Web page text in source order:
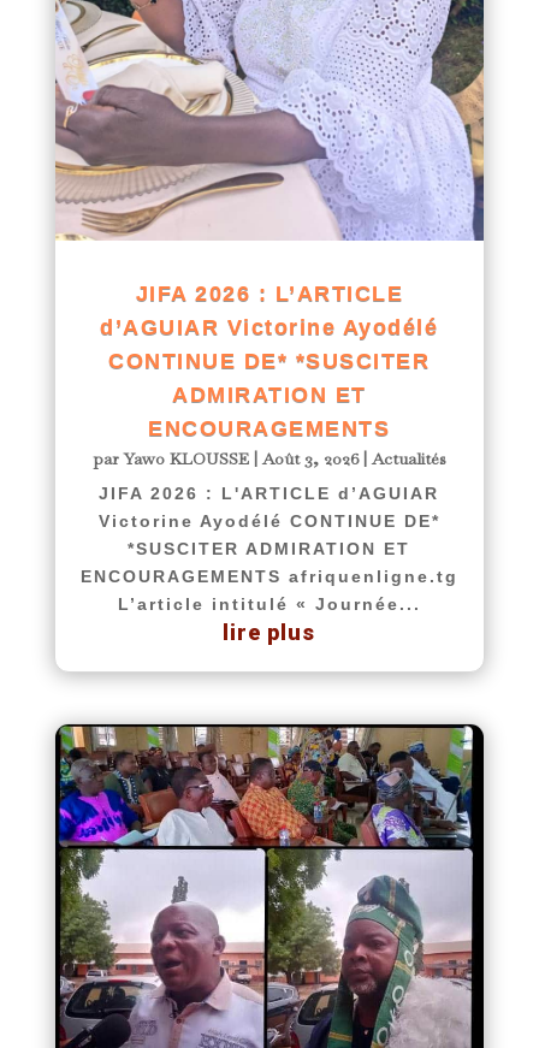
JIFA 2026 : L’ARTICLE
d’AGUIAR Victorine Ayodélé
CONTINUE DE* *SUSCITER
ADMIRATION ET
ENCOURAGEMENTS
parYawo KLOUSSE|Août 3, 2026|Actualités
JIFA 2026 : L'ARTICLE d’AGUIAR
Victorine Ayodélé CONTINUE DE*
*SUSCITER ADMIRATION ET
ENCOURAGEMENTS afriquenligne.tg
L’article intitulé « Journée...
lire plus